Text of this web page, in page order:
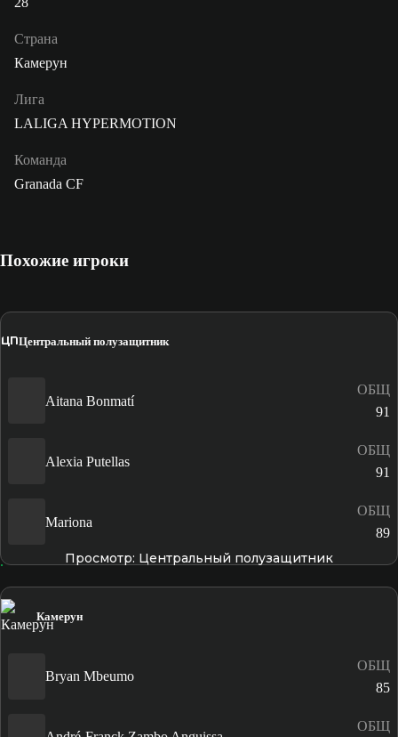
Страна
Камерун
Лига
LALIGA HYPERMOTION
Команда
Granada CF
Похожие игроки
ЦПЦентральный полузащитник
Aitana Bonmatí
ОБЩ
91
Alexia Putellas
ОБЩ
91
Mariona
ОБЩ
89
Просмотр: Центральный полузащитник
Камерун
Bryan Mbeumo
ОБЩ
85
ОБЩ